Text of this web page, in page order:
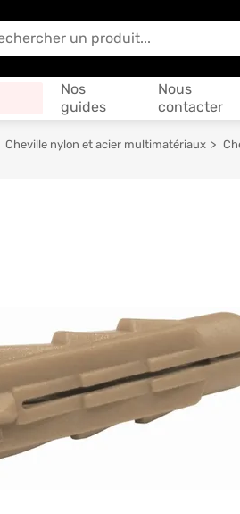
puis-je vous aider ?
Nos
guides
Nous
contacter
Cheville nylon et acier multimatériaux